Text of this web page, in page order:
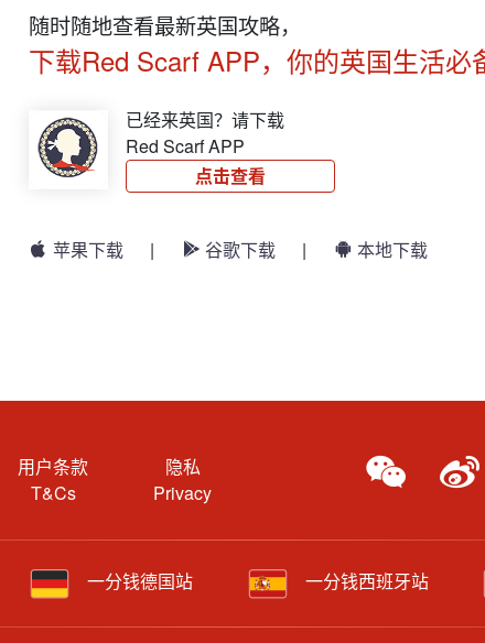
随时随地查看最新英国攻略，
下载Red Scarf APP，你的英国生活必
已经来英国？请下载
Red Scarf APP
点击查看
苹果下载 | 谷歌下载 | 本地下载
用户条款
T&Cs
隐私
Privacy
一分钱德国站 一分钱西班牙站